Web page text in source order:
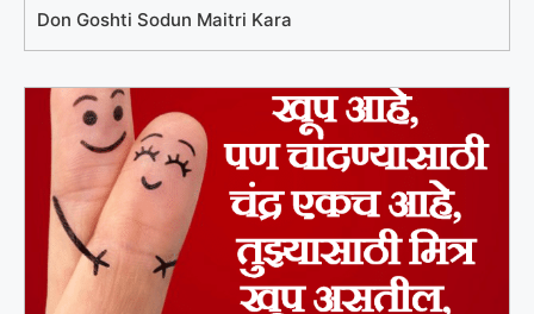
Don Goshti Sodun Maitri Kara